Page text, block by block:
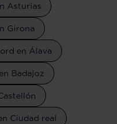
Asturias
Girona
en Álava
Badajoz
Ciudad real